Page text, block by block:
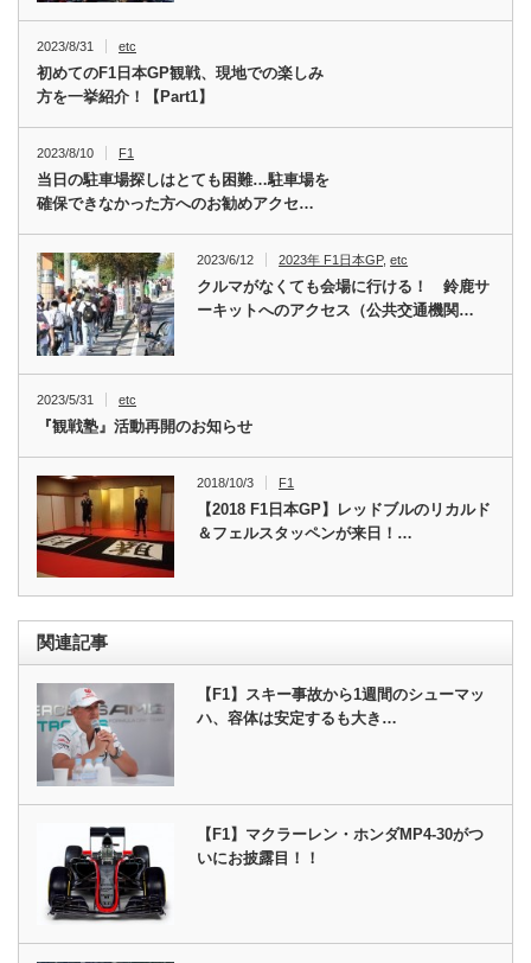
2023/8/31 etc
初めてのF1日本GP観戦、現地での楽しみ
方を一挙紹介！【Part1】
2023/8/10 F1
当日の駐車場探しはとても困難…駐車場を
確保できなかった方へのお勧めアクセ…
2023/6/12 2023年 F1日本GP,etc
クルマがなくても会場に行ける！ 鈴鹿サ
ーキットへのアクセス（公共交通機関…
2023/5/31 etc
『観戦塾』活動再開のお知らせ
2018/10/3 F1
【2018 F1日本GP】レッドブルのリカルド
＆フェルスタッペンが来日！…
関連記事
【F1】スキー事故から1週間のシューマッ
ハ、容体は安定するも大き…
【F1】マクラーレン・ホンダMP4-30がつ
いにお披露目！！